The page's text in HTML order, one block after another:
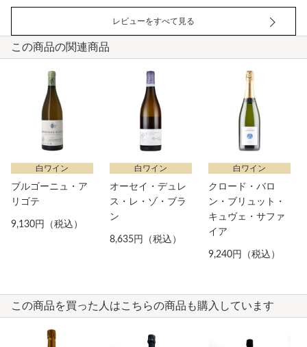
レビューをすべて見る
この商品の関連商品
白ワイン
ブルゴーニュ・ア
リゴテ
9,130円（税込）
白ワイン
オーセイ・デュレ
ス・レ・ゾ・ブラ
ン
8,635円（税込）
白ワイン
クロード・バロ
ン・ブリュット・
キュヴェ・サファ
イア
9,240円（税込）
この商品を買った人はこちらの商品も購入しています